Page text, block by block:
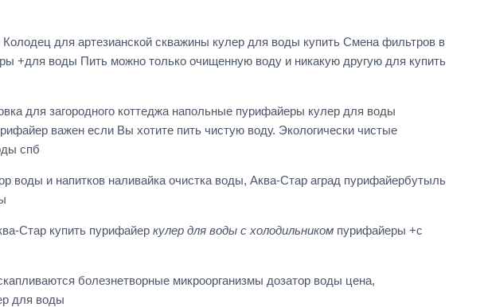
для артезианской скважины кулер для воды купить Смена фильтров в
+для воды Пить можно только очищенную воду и никакую другую для купить
для загородного коттеджа напольные пурифайеры кулер для воды
важен если Вы хотите пить чистую воду. Экологически чистые
спб
и напитков наливайка очистка воды, Аква-Стар аград пурифайербутыль
Стар купить пурифайер кулер для воды с холодильником пурифайеры +с
болезнетворные микроорганизмы дозатор воды цена,
для воды